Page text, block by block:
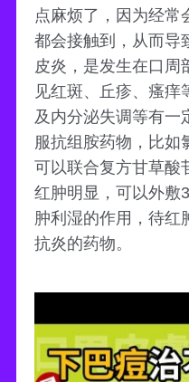
点麻烦了，因为经常
都会接触到，从而导
皮炎，是发生在口周
见红斑、丘疹、瘙痒
及内分泌失调等有一
服抗组胺药物，比如
可以联合复方甘草酸
红肿明显，可以外敷
肿利湿的作用，待红
抗炎的药物。